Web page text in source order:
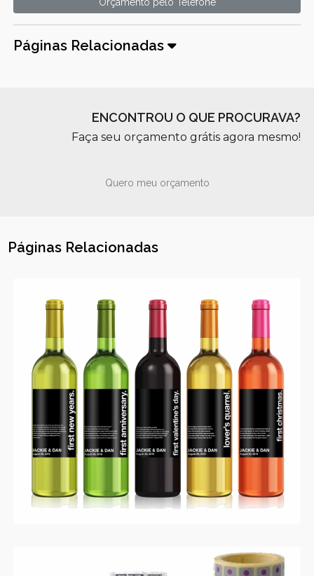
Orçamento pelo Telefone
Páginas Relacionadas
ENCONTROU O QUE PROCURAVA?
Faça seu orçamento grátis agora mesmo!
Quero meu orçamento
Páginas Relacionadas